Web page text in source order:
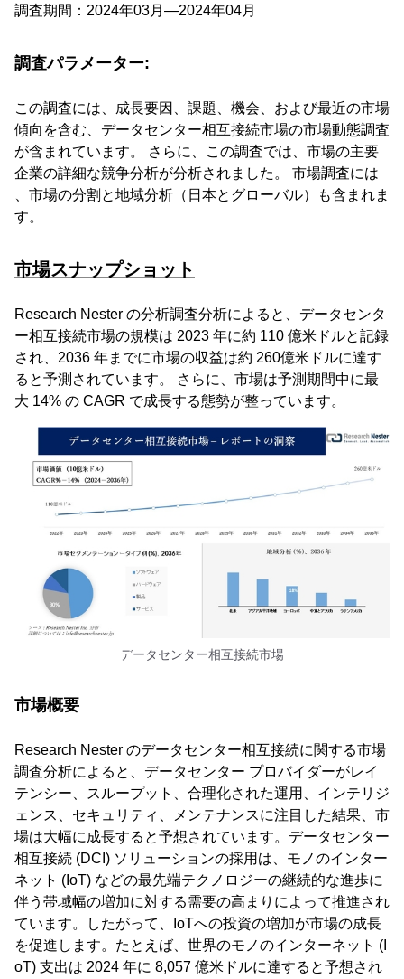
調査期間：2024年03月―2024年04月
調査パラメーター:
この調査には、成長要因、課題、機会、および最近の市場
傾向を含む、データセンター相互接続市場の市場動態調査
が含まれています。 さらに、この調査では、市場の主要
企業の詳細な競争分析が分析されました。 市場調査には
、市場の分割と地域分析（日本とグローバル）も含まれま
す。
市場スナップショット
Research Nester の分析調査分析によると、データセンタ
ー相互接続市場の規模は 2023 年に約 110 億米ドルと記録
され、2036 年までに市場の収益は約 260億米ドルに達す
ると予測されています。 さらに、市場は予測期間中に最
大 14% の CAGR で成長する態勢が整っています。
データセンター相互接続市場
市場概要
Research Nester のデータセンター相互接続に関する市場
調査分析によると、データセンター プロバイダーがレイ
テンシー、スループット、合理化された運用、インテリジ
ェンス、セキュリティ、メンテナンスに注目した結果、市
場は大幅に成長すると予想されています。データセンター
相互接続 (DCI) ソリューションの採用は、モノのインター
ネット (IoT) などの最先端テクノロジーの継続的な進歩に
伴う帯域幅の増加に対する需要の高まりによって推進され
ています。したがって、IoTへの投資の増加が市場の成長
を促進します。たとえば、世界のモノのインターネット (I
oT) 支出は 2024 年に 8,057 億米ドルに達すると予想され